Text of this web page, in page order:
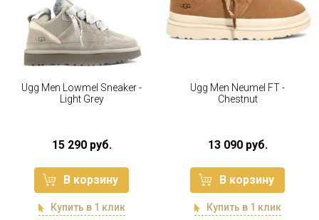
Ugg Men Lowmel Sneaker -
Light Grey
15 290 руб.
В корзину
Купить в 1 клик
Ugg Men Neumel FT -
Chestnut
13 090 руб.
В корзину
Купить в 1 клик